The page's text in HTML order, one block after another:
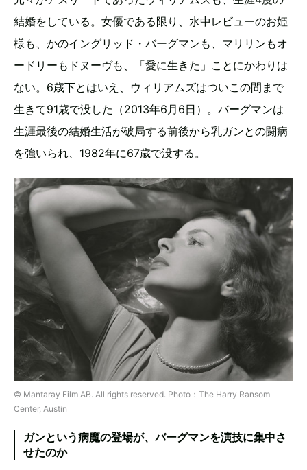
結婚をしている。女優である限り、水中レビューのお姫
様も、かのイングリッド・バーグマンも、マリリンもオ
ードリーもドヌーヴも、「愛に生きた」ことにかわりは
ない。6歳下とはいえ、ウィリアムズはついこの間まで
生きて91歳で没した（2013年6月6日）。バーグマンは
生涯最後の結婚生活が破局する前後から乳ガンとの闘病
を強いられ、1982年に67歳で没する。
© Mantaray Film AB. All rights reserved. Photo：The Harry Ransom
Center, Austin
ガンという病魔の登場が、バーグマンを演技に集中さ
せたのか